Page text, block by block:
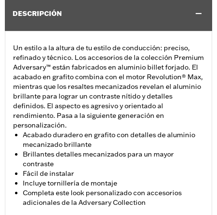
DESCRIPCIÓN
Un estilo a la altura de tu estilo de conducción: preciso,
refinado y técnico. Los accesorios de la colección Premium
Adversary™ están fabricados en aluminio billet forjado. El
acabado en grafito combina con el motor Revolution® Max,
mientras que los resaltes mecanizados revelan el aluminio
brillante para lograr un contraste nítido y detalles
definidos. El aspecto es agresivo y orientado al
rendimiento. Pasa a la siguiente generación en
personalización.
Acabado duradero en grafito con detalles de aluminio
mecanizado brillante
Brillantes detalles mecanizados para un mayor
contraste
Fácil de instalar
Incluye tornillería de montaje
Completa este look personalizado con accesorios
adicionales de la Adversary Collection